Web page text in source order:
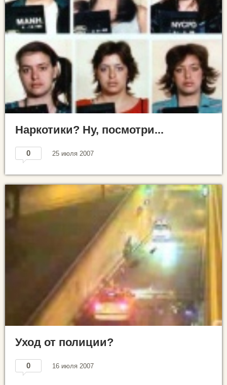
Наркотики? Ну, посмотри...
0 25 июля 2007
Уход от полиции?
0 16 июля 2007